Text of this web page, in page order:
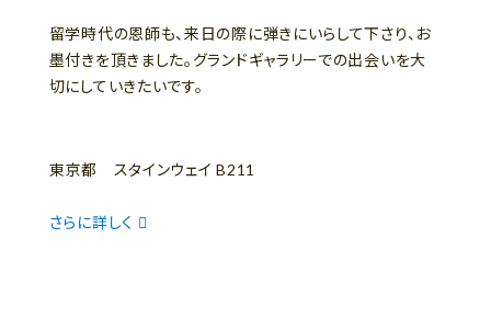
留学時代の恩師も、来日の際に弾きにいらして下さり、お
墨付きを頂きました。グランドギャラリーでの出会いを大
切にしていきたいです。
東京都 スタインウェイ B211
さらに詳しく